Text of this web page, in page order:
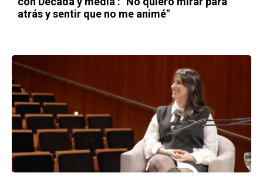
atrás y sentir que no me animé"